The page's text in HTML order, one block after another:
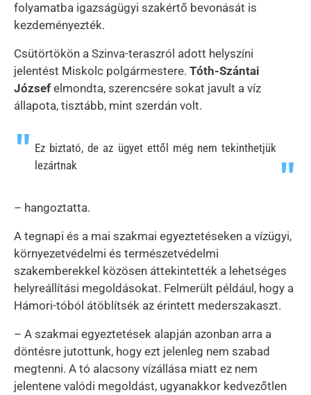
folyamatba igazságügyi szakértő bevonását is
kezdeményezték.
Csütörtökön a Szinva-teraszról adott helyszíni
jelentést Miskolc polgármestere. Tóth-Szántai
József elmondta, szerencsére sokat javult a víz
állapota, tisztább, mint szerdán volt.
Ez biztató, de az ügyet ettől még nem tekinthetjük
lezártnak
– hangoztatta.
A tegnapi és a mai szakmai egyeztetéseken a vízügyi,
környezetvédelmi és természetvédelmi
szakemberekkel közösen áttekintették a lehetséges
helyreállítási megoldásokat. Felmerült például, hogy a
Hámori-tóból átöblítsék az érintett mederszakaszt.
– A szakmai egyeztetések alapján azonban arra a
döntésre jutottunk, hogy ezt jelenleg nem szabad
megtenni. A tó alacsony vízállása miatt ez nem
jelentene valódi megoldást, ugyanakkor kedvezőtlen